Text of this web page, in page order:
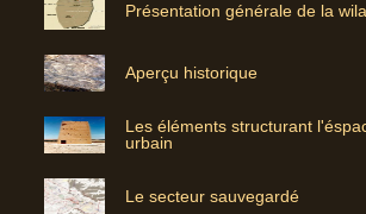
Présentation générale de la
Aperçu historique
Les éléments structurant
urbain
Le secteur sauvegardé